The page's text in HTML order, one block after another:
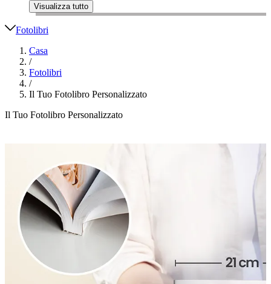
Visualizza tutto
Fotolibri
Casa
/
Fotolibri
/
Il Tuo Fotolibro Personalizzato
Il Tuo Fotolibro Personalizzato